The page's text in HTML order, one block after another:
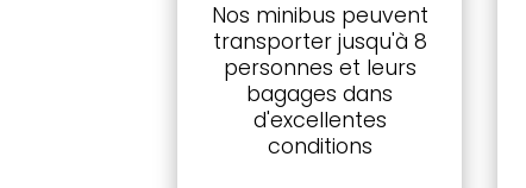
Nos minibus peuvent
transporter jusqu'à 8
personnes et leurs
bagages dans
d'excellentes
conditions